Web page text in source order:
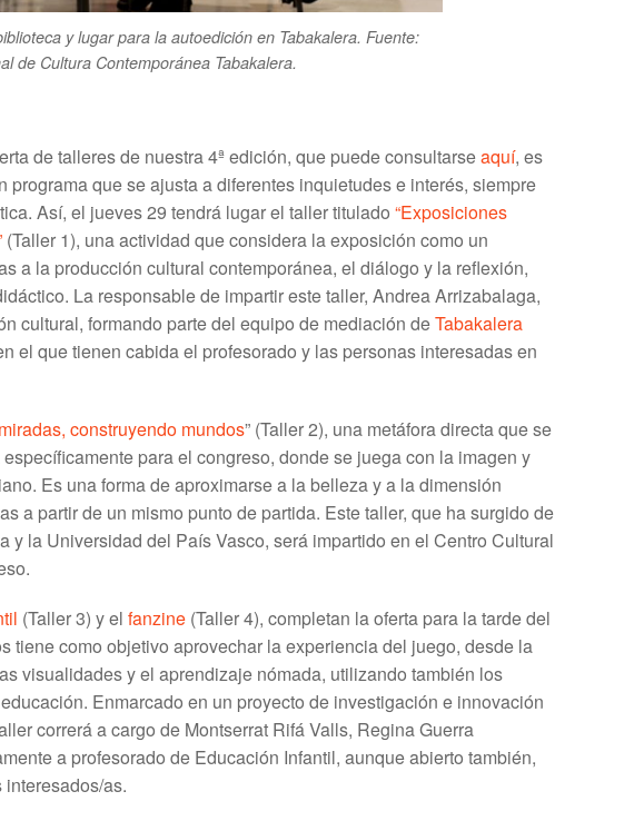
y lugar para la autoedición en Tabakalera. Fuente:
de Cultura Contemporánea Tabakalera.
de talleres de nuestra 4ª edición, que puede consultarseaquí, es
que se ajusta a diferentes inquietudes e interés, siempre
Así, el jueves 29 tendrá lugar el taller titulado “Exposiciones
(Taller 1), una actividad que considera la exposición como un
a la producción cultural contemporánea, el diálogo y la reflexión,
La responsable de impartir este taller, Andrea Arrizabalaga,
cultural, formando parte del equipo de mediación deTabakalera
el que tienen cabida el profesorado y las personas interesadas en
construyendo mundos” (Taller 2), una metáfora directa que se
para el congreso, donde se juega con la imagen y
Es una forma de aproximarse a la belleza y a la dimensión
a partir de un mismo punto de partida. Este taller, que ha surgido de
y la Universidad del País Vasco, será impartido en el Centro Cultural
(Taller 3) y el fanzine (Taller 4), completan la oferta para la tarde del
tiene como objetivo aprovechar la experiencia del juego, desde la
visualidades y el aprendizaje nómada, utilizando también los
Enmarcado en un proyecto de investigación e innovación
correrá a cargo de Montserrat Rifá Valls, Regina Guerra
a profesorado de Educación Infantil, aunque abierto también,
as.